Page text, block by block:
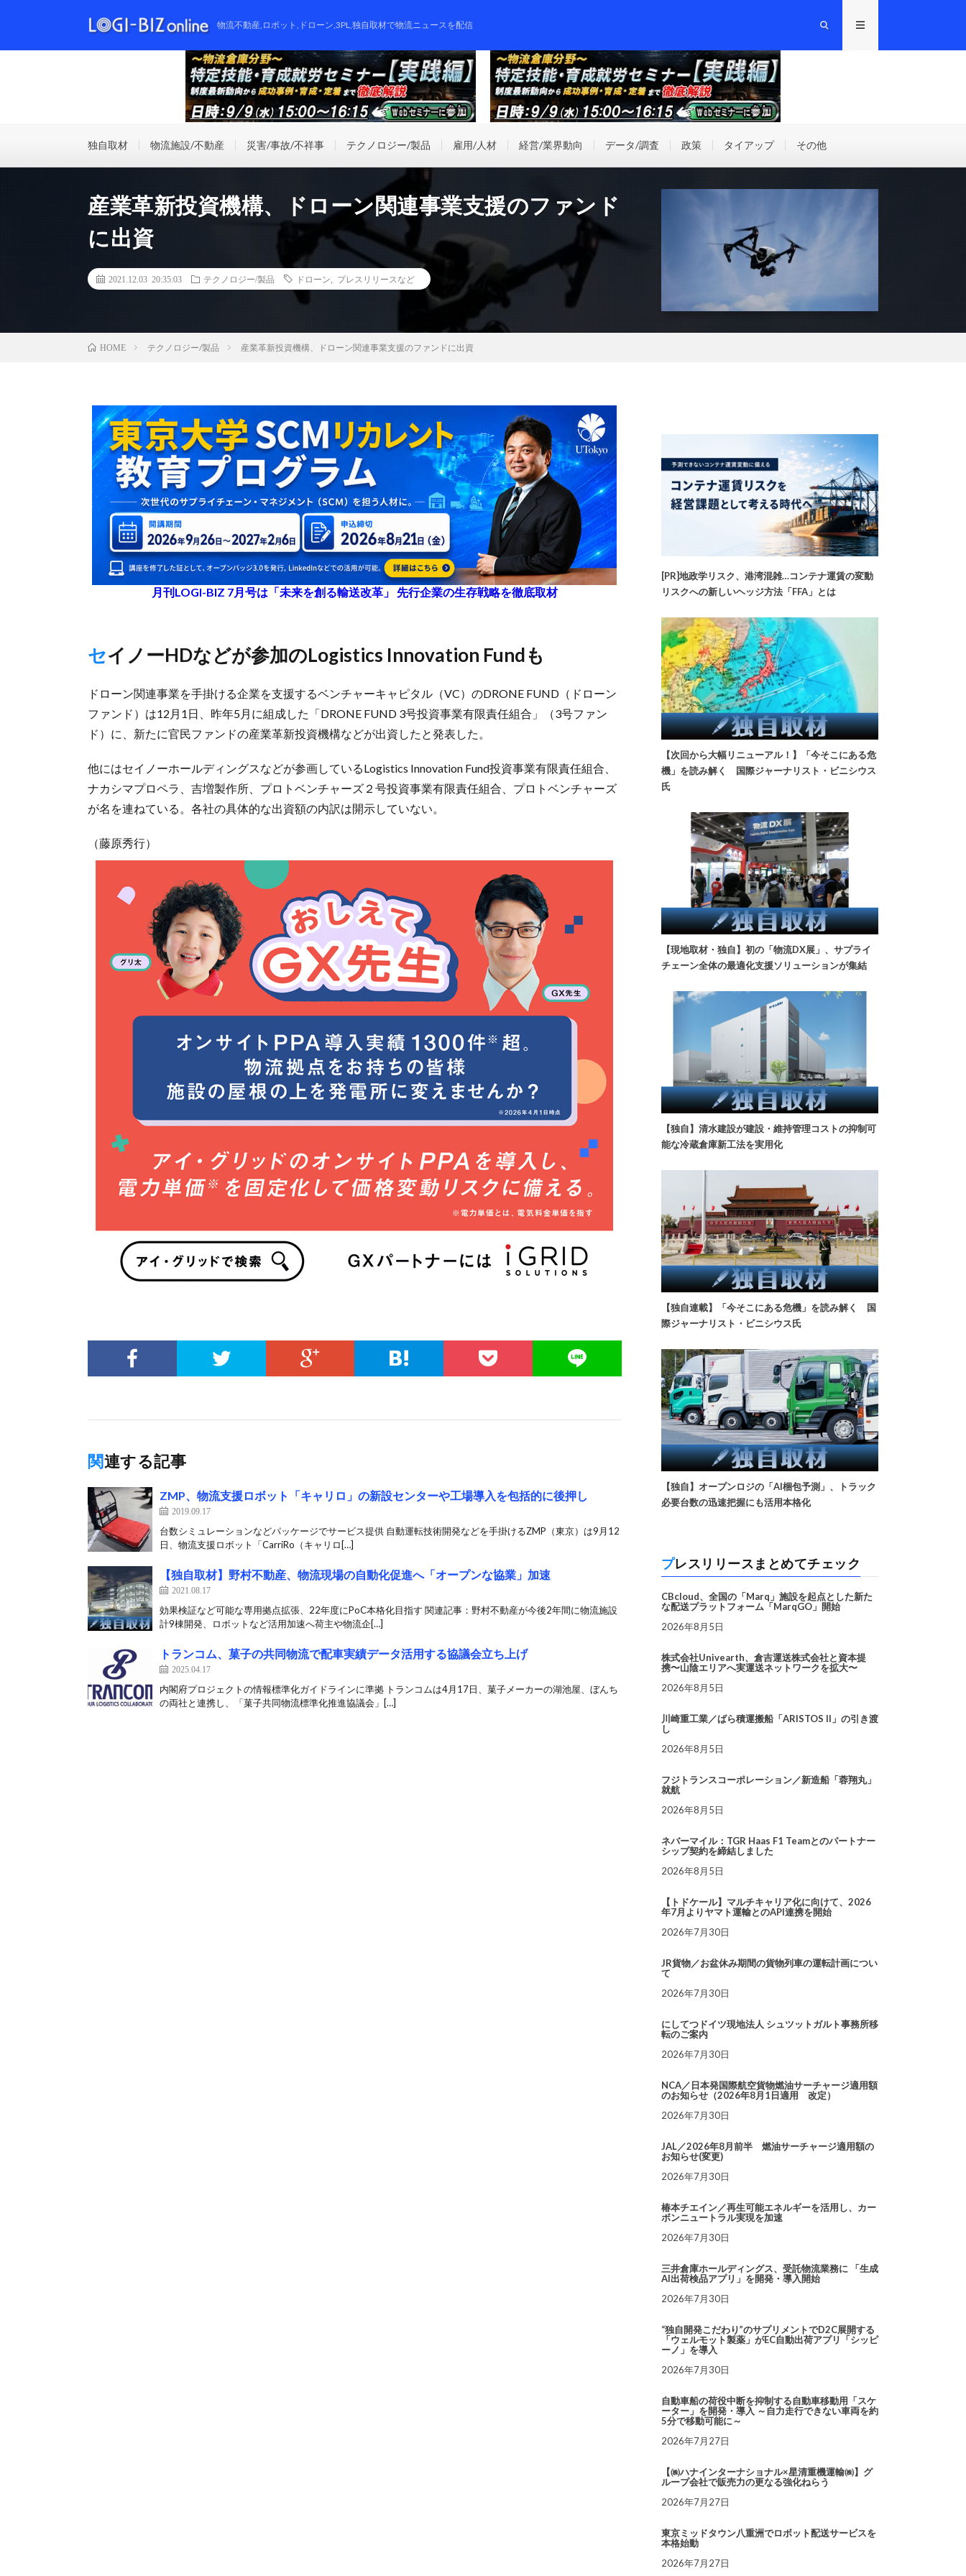
物流不動産,ロボット,ドローン,3PL,独自取材で物流ニュースを配信
独自取材 物流施設/不動産 災害/事故/不祥事 テクノロジー/製品 雇用/人材 経営/業界動向 データ/調査 政策 タイアップ その他
産業革新投資機構、ドローン関連事業支援のファンド
に出資
2021.12.03 20:35:03 テクノロジー/製品 ドローン プレスリリースなど
HOME テクノロジー/製品 産業革新投資機構、ドローン関連事業支援のファンドに出資
月刊LOGI-BIZ 7月号は「未来を創る輸送改革」 先行企業の生存戦略を徹底取材
セイノーHDなどが参加のLogistics Innovation Fundも
ドローン関連事業を手掛ける企業を支援するベンチャーキャピタル（VC）のDRONE FUND（ドローン
ファンド）は12月1日、昨年5月に組成した「DRONE FUND 3号投資事業有限責任組合」（3号ファン
ド）に、新たに官民ファンドの産業革新投資機構などが出資したと発表した。
他にはセイノーホールディングスなどが参画しているLogistics Innovation Fund投資事業有限責任組合、
ナカシマプロペラ、吉増製作所、プロトベンチャーズ２号投資事業有限責任組合、プロトベンチャーズ
が名を連ねている。各社の具体的な出資額の内訳は開示していない。
（藤原秀行）
関連する記事
ZMP、物流支援ロボット「キャリロ」の新設センターや工場導入を包括的に後押し
2019.09.17
台数シミュレーションなどパッケージでサービス提供 自動運転技術開発などを手掛けるZMP（東京）は9月12
日、物流支援ロボット「CarriRo（キャリロ[…]
【独自取材】野村不動産、物流現場の自動化促進へ「オープンな協業」加速
2021.08.17
効果検証など可能な専用拠点拡張、22年度にPoC本格化目指す 関連記事：野村不動産が今後2年間に物流施設
計9棟開発、ロボットなど活用加速へ荷主や物流企[…]
トランコム、菓子の共同物流で配車実績データ活用する協議会立ち上げ
2025.04.17
内閣府プロジェクトの情報標準化ガイドラインに準拠 トランコムは4月17日、菓子メーカーの湖池屋、ぼんち
の両社と連携し、「菓子共同物流標準化推進協議会」[…]
[PR]地政学リスク、港湾混雑…コンテナ運賃の変動
リスクへの新しいヘッジ方法「FFA」とは
【次回から大幅リニューアル！】「今そこにある危
機」を読み解く 国際ジャーナリスト・ビニシウス
氏
【現地取材・独自】初の「物流DX展」、サプライ
チェーン全体の最適化支援ソリューションが集結
【独自】清水建設が建設・維持管理コストの抑制可
能な冷蔵倉庫新工法を実用化
【独自連載】「今そこにある危機」を読み解く 国
際ジャーナリスト・ビニシウス氏
【独自】オープンロジの「AI梱包予測」、トラック
必要台数の迅速把握にも活用本格化
プレスリリースまとめてチェック
CBcloud、全国の「Marq」施設を起点とした新た
な配送プラットフォーム「MarqGO」開始
2026年8月5日
株式会社Univearth、倉吉運送株式会社と資本提
携〜山陰エリアへ実運送ネットワークを拡大〜
2026年8月5日
川崎重工業／ばら積運搬船「ARISTOS II」の引き渡
し
2026年8月5日
フジトランスコーポレーション／新造船「蓉翔丸」
就航
2026年8月5日
ネバーマイル：TGR Haas F1 Teamとのパートナー
シップ契約を締結しました
2026年8月5日
【トドケール】マルチキャリア化に向けて、2026
年7月よりヤマト運輸とのAPI連携を開始
2026年7月30日
JR貨物／お盆休み期間の貨物列車の運転計画につい
て
2026年7月30日
にしてつドイツ現地法人 シュツットガルト事務所移
転のご案内
2026年7月30日
NCA／日本発国際航空貨物燃油サーチャージ適用額
のお知らせ（2026年8月1日適用 改定）
2026年7月30日
JAL／2026年8月前半 燃油サーチャージ適用額の
お知らせ(変更)
2026年7月30日
椿本チエイン／再生可能エネルギーを活用し、カー
ボンニュートラル実現を加速
2026年7月30日
三井倉庫ホールディングス、受託物流業務に 「生成
AI出荷検品アプリ」を開発・導入開始
2026年7月30日
“独自開発こだわり”のサプリメントでD2C展開する
「ウェルモット製薬」がEC自動出荷アプリ「シッピ
ーノ」を導入
2026年7月30日
自動車船の荷役中断を抑制する自動車移動用「スケ
ーター」を開発・導入 ～自力走行できない車両を約
5分で移動可能に～
2026年7月27日
【㈱ハナインターナショナル×星清重機運輸㈱】グ
ループ会社で販売力の更なる強化ねらう
2026年7月27日
東京ミッドタウン八重洲でロボット配送サービスを
本格始動
2026年7月27日